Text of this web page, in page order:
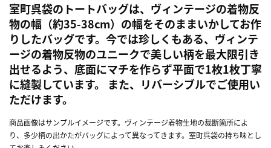
室町呉袋のトートバッグは、ヴィンテージの着物反
物の幅（約35-38cm）の幅をそのままいかしてお作
りしたバッグです。今では珍しくもある、ヴィンテ
ージの着物反物のユニークで美しい柄を最大限引き
出せるよう、底面にマチを作らず平面で1枚1枚丁寧
に縫製しています。 また、リバーシブルでご使用い
ただけます。
商品画像はサンプルイメージです。ヴィンテージ着物生地の裁断箇所によ
り、多少柄の出かたがバッグによって異なってきます。室町呉袋の持ち味とし